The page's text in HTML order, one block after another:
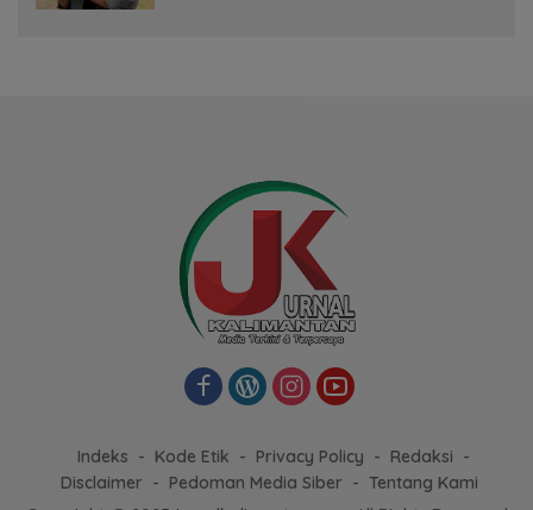
Indeks Kode Etik Privacy Policy
Redaksi
Disclaimer
Pedoman Media Siber
Tentang Kami